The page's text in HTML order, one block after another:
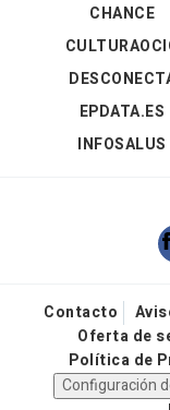
CHANCE
EPDATA.ES
INFOSALUS
Contacto
Oferta de
Política de
Configuración